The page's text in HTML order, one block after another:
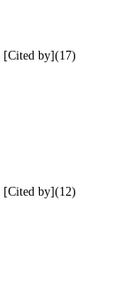
[Cited by](17)
[Cited by](12)